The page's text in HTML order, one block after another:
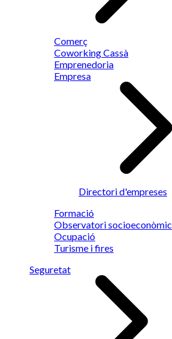
Comerç
Coworking Cassà
Emprenedoria
Empresa
Directori d'empreses
Formació
Observatori socioeconòmic
Ocupació
Turisme i fires
Seguretat